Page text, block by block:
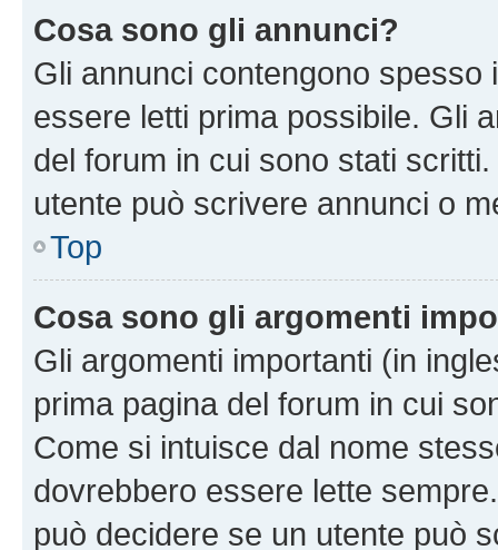
Cosa sono gli annunci?
Gli annunci contengono
essere letti prima possibile. Gli
del forum in cui sono stati
utente può scrivere annunci o
Top
Cosa sono gli argomenti
Gli argomenti importanti (in
prima pagina del forum in cui
Come si intuisce dal nome
dovrebbero essere lette
può decidere se un utente può